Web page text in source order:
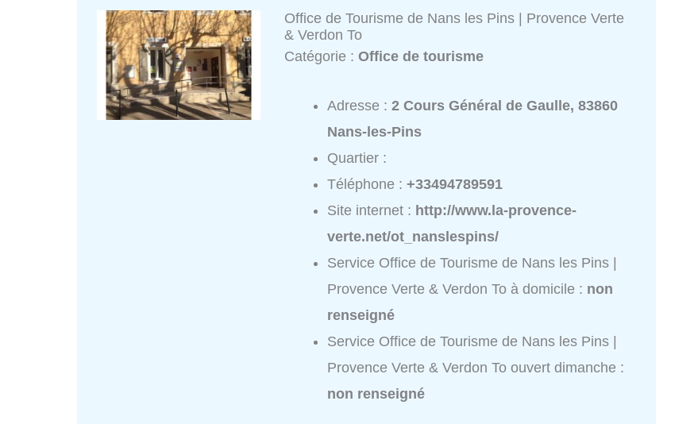
Office de Tourisme de Nans les Pins | Provence Verte
& Verdon To
Catégorie :Office de tourisme
Adresse :2 Cours Général de Gaulle, 83860
Nans-les-Pins
Quartier :
Téléphone :+33494789591
Site internet : http://www.la-provence-
verte.net/ot_nanslespins/
Service Office de Tourisme de Nans les Pins |
Provence Verte & Verdon To à domicile : non
renseigné
Service Office de Tourisme de Nans les Pins |
Provence Verte & Verdon To ouvert dimanche :
non renseigné